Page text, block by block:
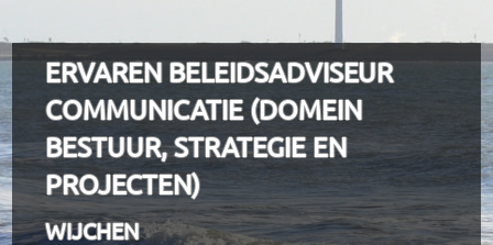
ERVAREN BELEIDSADVISEUR
COMMUNICATIE (DOMEIN
BESTUUR, STRATEGIE EN
PROJECTEN)
WIJCHEN